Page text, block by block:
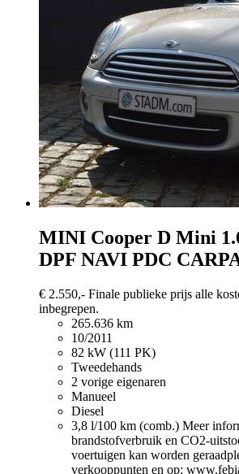
MINI Cooper D Mini
DPF NAVI PDC
€ 2.550,- Finale publieke prijs alle
inbegrepen.
265.636 km
10/2011
82 kW (111 PK)
Tweedehands
2 vorige eigenaren
Manueel
Diesel
3,8 l/100 km (comb.) Meer
brandstofverbruik en CO2-
voertuigen kan worden
verkooppunten en op: